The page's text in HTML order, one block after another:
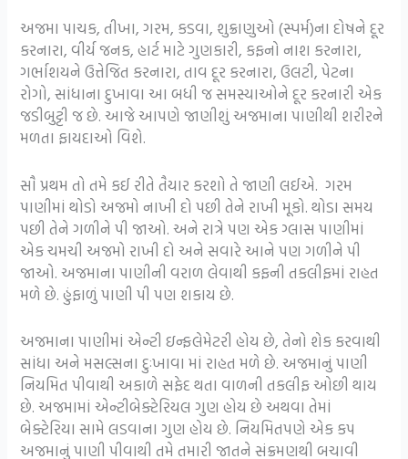
અજમા પાચક, તીખા, ગરમ, કડવા, શુક્રાણુઓ (સ્પર્મ)ના દોષને દૂર
કરનારા, વીર્ય જનક, હાર્ટ માટે ગુણકારી, કફનો નાશ કરનારા,
ગર્ભાશયને ઉત્તેજિત કરનારા, તાવ દૂર કરનારા, ઉલટી, પેટના
રોગો, સાંધાના દુખાવા આ બધી જ સમસ્યાઓને દૂર કરનારી એક
જડીબુટ્ટી જ છે. આજે આપણે જાણીશું અજમાના પાણીથી શરીરને
મળતા ફાયદાઓ વિશે.
સૌ પ્રથમ તો તમે કઈ રીતે તૈયાર કરશો તે જાણી લઈએ. ગરમ
પાણીમાં થોડો અજમો નાખી દો પછી તેને રાખી મૂકો. થોડા સમય
પછી તેને ગળીને પી જાઓ. અને રાત્રે પણ એક ગ્લાસ પાણીમાં
એક ચમચી અજમો રાખી દો અને સવારે આને પણ ગળીને પી
જાઓ. અજમાના પાણીની વરાળ લેવાથી કફની તકલીફમાં રાહત
મળે છે. હુંફાળું પાણી પી પણ શકાય છે.
અજમાના પાણીમાં એન્ટી ઇન્ફલેમેટરી હોય છે, તેનો શેક કરવાથી
સાંધા અને મસલ્સના દુઃખાવા માં રાહત મળે છે. અજમાનું પાણી
નિયમિત પીવાથી અકાળે સફેદ થતા વાળની તકલીફ ઓછી થાય
છે. અજમામાં એન્ટીબેક્ટેરિયલ ગુણ હોય છે અથવા તેમાં
બેક્ટેરિયા સામે લડવાના ગુણ હોય છે. નિયમિતપણે એક કપ
અજમાનું પાણી પીવાથી તમે તમારી જાતને સંક્રમણથી બચાવી